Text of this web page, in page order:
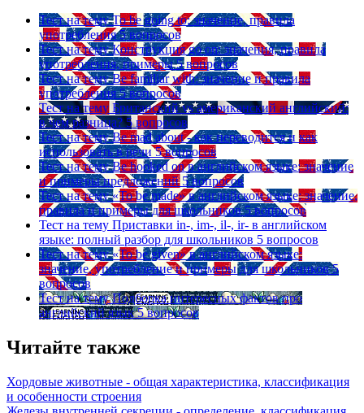
Тест на тему To be going to: значение, правила
употребления 5 вопросов
Тест на тему Конструкция go on: значения, правила
употребления, примеры 5 вопросов
Тест на тему Be familiar with: значение и правила
употребления 5 вопросов
Тест на тему Британский vs американский английский:
в чем разница? 5 вопросов
Тест на тему Be mad about - как переводится и как
использовать в речи 5 вопросов
Тест на тему Be hooked on в английском языке: значение
и примеры предложений 5 вопросов
Тест на тему «To be made» в английском языке: значение,
правила и примеры для школьников 5 вопросов
Тест на тему Приставки in-, im-, il-, ir- в английском
языке: полный разбор для школьников 5 вопросов
Тест на тему «To be given» в английском языке:
значение, употребление и примеры для школьников 5
вопросов
Тест на тему Подборка интересных фактов про
английский язык 5 вопросов
Читайте также
Хордовые животные - общая характеристика, классификация
и особенности строения